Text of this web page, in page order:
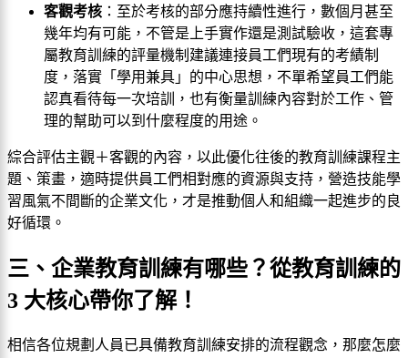
客觀考核 ：至於考核的部分應持續性進行，數個月甚至
幾年均有可能，不管是上手實作還是測試驗收，這套專
屬教育訓練的評量機制建議連接員工們現有的考績制
度，落實「學用兼具」的中心思想，不單希望員工們能
認真看待每一次培訓，也有衡量訓練內容對於工作、管
理的幫助可以到什麼程度的用途。
綜合評估主觀＋客觀的內容，以此優化往後的教育訓練課程主
題、策畫，適時提供員工們相對應的資源與支持，營造技能學
習風氣不間斷的企業文化，才是推動個人和組織一起進步的良
好循環。
三、企業教育訓練有哪些？從教育訓練的
3 大核心帶你了解！
相信各位規劃人員已具備教育訓練安排的流程觀念，那麼怎麼